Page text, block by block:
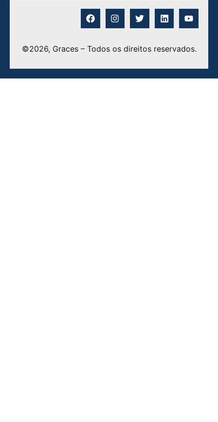
©2026, Graces – Todos os direitos reservados.